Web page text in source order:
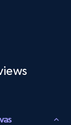
agora